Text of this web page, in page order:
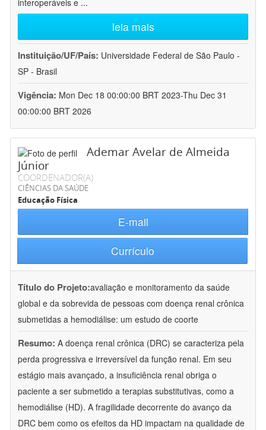
interoperáveis e ...
leia mais
Instituição/UF/País: Universidade Federal de São Paulo -
SP - Brasil
Vigência: Mon Dec 18 00:00:00 BRT 2023-Thu Dec 31
00:00:00 BRT 2026
Ademar Avelar de Almeida
Júnior
COORDENADOR(A)
CIÊNCIAS DA SAÚDE
Educação Física
E-mail
Currículo
Título do Projeto:avaliação e monitoramento da saúde
global e da sobrevida de pessoas com doença renal crônica
submetidas a hemodiálise: um estudo de coorte
Resumo: A doença renal crônica (DRC) se caracteriza pela
perda progressiva e irreversível da função renal. Em seu
estágio mais avançado, a insuficiência renal obriga o
paciente a ser submetido a terapias substitutivas, como a
hemodiálise (HD). A fragilidade decorrente do avanço da
DRC bem como os efeitos da HD impactam na qualidade de